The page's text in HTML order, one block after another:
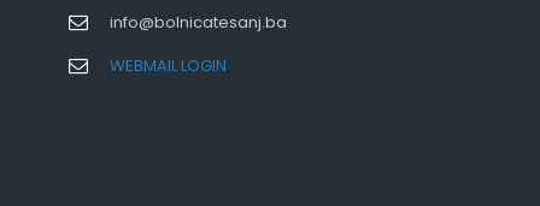
info@bolnicatesanj.ba
WEBMAIL LOGIN